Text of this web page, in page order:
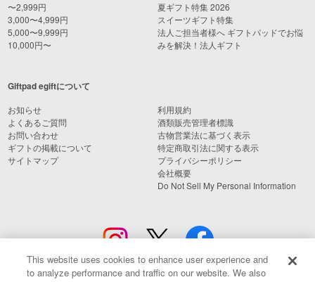
〜2,999円
3,000〜4,999円
5,000〜9,999円
10,000円〜
夏ギフト特集 2026
スイーツギフト特集
法人ご担当者様へ ギフトパッドでお悩
みを解決！法人ギフト
Giftpad egiftについて
お知らせ
よくあるご質問
お問い合わせ
ギフトの掲載について
サイトマップ
利用規約
酒類販売管理者標識
古物営業法に基づく表示
特定商取引法に関する表示
プライバシーポリシー
会社概要
Do Not Sell My Personal Information
This website uses cookies to enhance user experience and
to analyze performance and traffic on our website. We also